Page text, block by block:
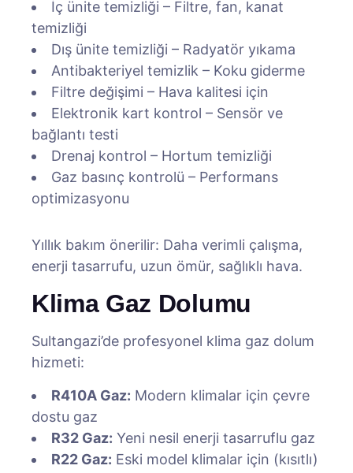
İç ünite temizliği – Filtre, fan, kanat
temizliği
Dış ünite temizliği – Radyatör yıkama
Antibakteriyel temizlik – Koku giderme
Filtre değişimi – Hava kalitesi için
Elektronik kart kontrol – Sensör ve
bağlantı testi
Drenaj kontrol – Hortum temizliği
Gaz basınç kontrolü – Performans
optimizasyonu
Yıllık bakım önerilir: Daha verimli çalışma,
enerji tasarrufu, uzun ömür, sağlıklı hava.
Klima Gaz Dolumu
Sultangazi’de profesyonel klima gaz dolum
hizmeti:
R410A Gaz: Modern klimalar için çevre
dostu gaz
R32 Gaz: Yeni nesil enerji tasarruflu gaz
R22 Gaz: Eski model klimalar için (kısıtlı)